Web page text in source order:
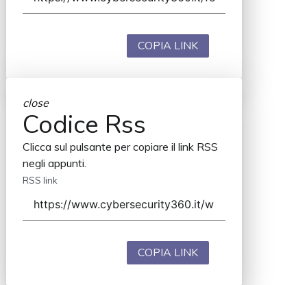
COPIA LINK
close
Codice Rss
Clicca sul pulsante per copiare il link RSS
negli appunti.
RSS link
COPIA LINK